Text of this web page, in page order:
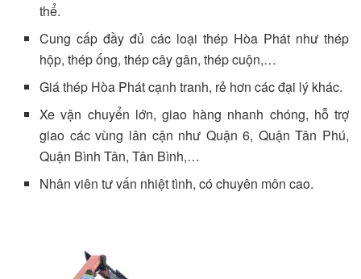
thể.
Cung cấp đầy đủ các loại thép Hòa Phát như thép
hộp, thép ống, thép cây gân, thép cuộn,…
Giá thép Hòa Phát cạnh tranh, rẻ hơn các đại lý khác.
Xe vận chuyển lớn, giao hàng nhanh chóng, hỗ trợ
giao các vùng lân cận như Quận 6, Quận Tân Phú,
Quận Bình Tân, Tân Bình,…
Nhân viên tư vấn nhiệt tình, có chuyên môn cao.